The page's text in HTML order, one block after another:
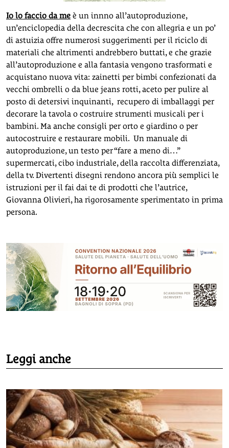
Io lo faccio da me è un innno all’autoproduzione,
un’enciclopedia della decrescita che con allegria e un po’
di astuizia offre numerosi suggerimenti per il riciclo di
materiali che altrimenti andrebbero buttati, e che grazie
all’autoproduzione e alla fantasia vengono trasformati e
acquistano nuova vita: zainetti per bimbi confezionati da
vecchi ombrelli o da blue jeans rotti, aceto per pulire al
posto di detersivi inquinanti, recupero di imballaggi per
decorare la tavola o costruire strumenti musicali per i
bambini. Ma anche consigli per orto e giardino o per
autocostruire e restaurare mobili. Un manuale di
autoproduzione, un testo per “fare a meno di…”
supermercati, cibo industriale, della raccolta differenziata,
della tv. Divertenti disegni rendono ancora più semplici le
istruzioni per il fai dai te di prodotti che l’autrice,
Giovanna Olivieri, ha rigorosamente sperimentato in prima
persona.
Leggi anche